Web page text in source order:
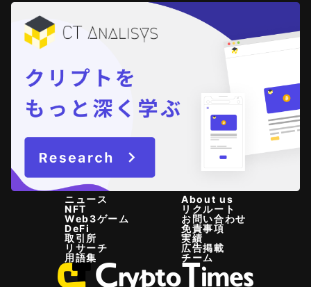
ニュース
NFT
Web3ゲーム
DeFi
取引所
リサーチ
用語集
About us
リクルート
お問い合わせ
免責事項
実績
広告掲載
チーム